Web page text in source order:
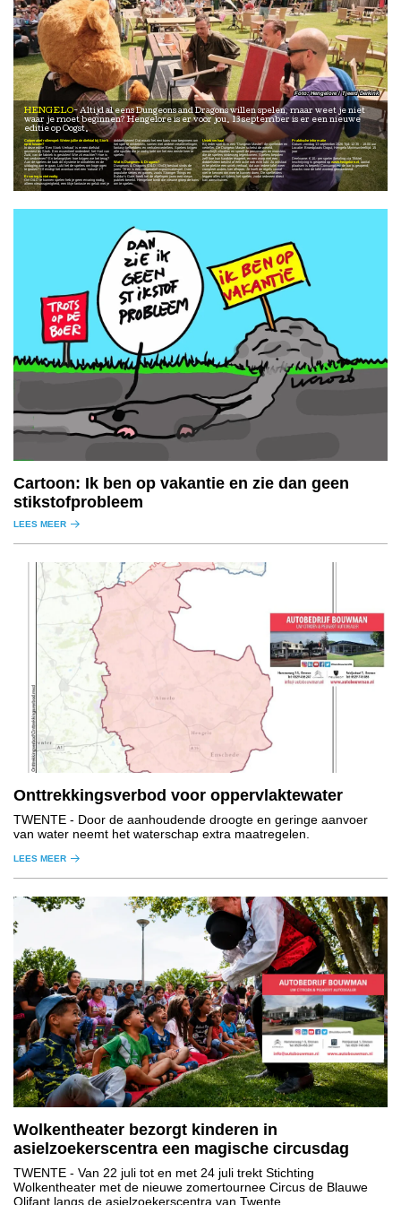
HENGELO Altijd al eens Dungeons and Dragons willen spelen, maar weet je niet
waar je moet beginnen? Hengelore is er voor jou. 13 september is er een nieuwe
editie op Oogst.
Coöperatief rollenspel: Weten jullie de diefstal bij Stork
op te lossen?
In deze editie ‘Een Stork Verhaal’ is er een diefstal
geweest bij Stork. Een essentieel onderdeel, het Hart van
Zuid, van de fabriek is gestolen! Wie zit erachter? Hoe is
het verdwenen? En belangrijker: hoe krijgen we het terug?
Aan de spelers de taak dit mysterie te ontrafelen en de
uitdaging aan te gaan. Lukt het de spelers om hoge ogen
te gooien? Of eindigt het avontuur met een ‘natural 1’?
Ervaring is niet nodig
Om D&D te kunnen spelen heb je geen ervaring nodig,
alleen nieuwsgierigheid, een tikje fantasie en geluk met je
dobbelstenen! Dat maakt het een kans voor beginners om
het spel te ontdekken, samen met andere creatievelingen,
fantasy liefhebbers en verhalenvertellers. Spelers krijgen
alle spullen die je nodig hebt om het een eerste keer te
spelen.
Wat is Dungeons & Dragons?
Dungeons & Dragons (D&D / DnD) bestaat sinds de
jaren ’70 en is een coöperatief improvisatiespel. Door
populaire series en games, zoals Stranger Things en
Baldur’s Gate, heeft het de afgelopen jaren een nieuw
publiek bereikt. Hengelore biedt die nieuwe groep de kans
om te spelen.
Uniek verhaal
Bij ieder spel is er een “Dungeon Master": de spelleider en
verteller. De Dungeon Master schetst de wereld,
omschrijft situaties en speelt de personages en monsters
die de spelers onderweg tegenkomen. Spelers bepalen
zelf hoe hun karakter reageert, en een worp met een
dobbelsteen beslist of een actie ook echt lukt. Zo ontstaat
er ter plekke een uniek verhaal, dat aan iedere tafel weer
compleet anders kan aflopen. Je hoeft de regels vooraf
niet te kennen om mee te kunnen doen. De spelleiders
leggen alles uit tijdens het spelen, zodat iedereen direct
kan aanschuiven.
Praktische informatie
Datum: zondag 13 september 2026 Tijd: 12:30 – 18:00 uur
Locatie: Broedplaats Oogst, Hengelo Minimumleeftijd: 15
jaar
Deelname: € 10,- per speler (betaling via Tikkie)
Inschrijving is geopend op www.hengelore.nl, aantal
plaatsen is beperkt Consumpties: de bar is geopend;
snacks voor de tafel worden gewaardeerd.
Hengelore / Tjeerd Derkink
Cartoon: Ik ben op vakantie en zie dan geen
stikstofprobleem
LEES MEER
Onttrekkingsverbod voor oppervlaktewater
TWENTE - Door de aanhoudende droogte en geringe aanvoer
van water neemt het waterschap extra maatregelen.
LEES MEER
Wolkentheater bezorgt kinderen in
asielzoekerscentra een magische circusdag
TWENTE - Van 22 juli tot en met 24 juli trekt Stichting
Wolkentheater met de nieuwe zomertournee Circus de Blauwe
Olifant langs de asielzoekerscentra van Twente.